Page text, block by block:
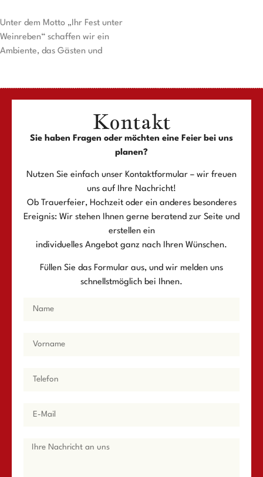
Unter dem Motto „Ihr Fest unter
Weinreben“ schaffen wir ein
Ambiente, das Gästen und
Kontakt
Sie haben Fragen oder möchten eine Feier bei uns
planen?
Nutzen Sie einfach unser Kontaktformular – wir freuen
uns auf Ihre Nachricht!
Ob Trauerfeier, Hochzeit oder ein anderes besonderes
Ereignis: Wir stehen Ihnen gerne beratend zur Seite und
erstellen ein
individuelles Angebot ganz nach Ihren Wünschen.
Füllen Sie das Formular aus, und wir melden uns
schnellstmöglich bei Ihnen.